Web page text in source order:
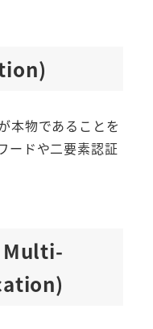
本物であることを
ードや二要素認証
Multi-